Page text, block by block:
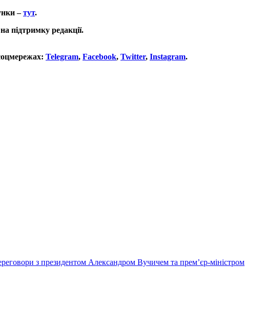
–тут.
підтримку редакції.
Telegram, Facebook, Twitter, Instagram.
з президентом Александром Вучичем та прем’єр-міністром